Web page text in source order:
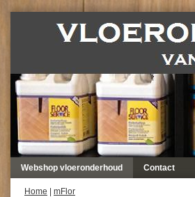
Webshop vloeronderhoud Contact
Home mFlor